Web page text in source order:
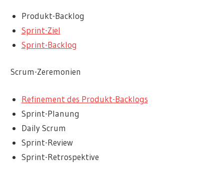
Produkt-Backlog
Sprint-Ziel
Sprint-Backlog
Scrum-Zeremonien
Refinement des Produkt-Backlogs
Sprint-Planung
Daily Scrum
Sprint-Review
Sprint-Retrospektive